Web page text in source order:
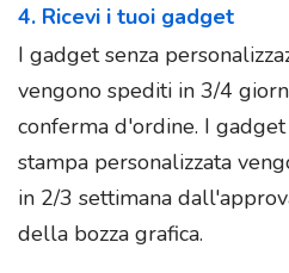
4. Ricevi i tuoi gadget
I gadget senza
vengono spediti in 3/4
conferma d'ordine. I
stampa personalizzata
in 2/3 settimana
della bozza grafica.